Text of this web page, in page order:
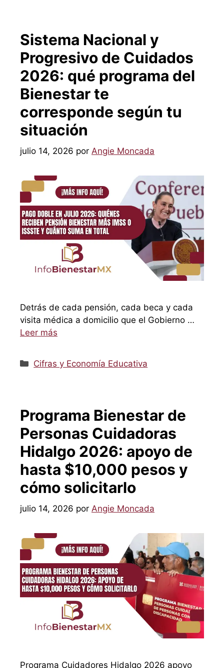
Sistema Nacional y
Progresivo de Cuidados
2026: qué programa del
Bienestar te
corresponde según tu
situación
julio 14, 2026 por Angie Moncada
Detrás de cada pensión, cada beca y cada
visita médica a domicilio que el Gobierno …
Leer más
Categorías
Cifras y Economía Educativa
Programa Bienestar de
Personas Cuidadoras
Hidalgo 2026: apoyo de
hasta $10,000 pesos y
cómo solicitarlo
julio 14, 2026 por Angie Moncada
Programa Cuidadores Hidalgo 2026 apoyo